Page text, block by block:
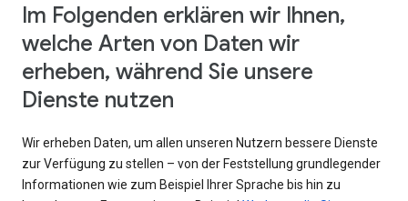
Im Folgenden erklären wir Ihnen,
welche Arten von Daten wir
erheben, während Sie unsere
Dienste nutzen
Wir erheben Daten, um allen unseren Nutzern bessere Dienste
zur Verfügung zu stellen – von der Feststellung grundlegender
Informationen wie zum Beispiel Ihrer Sprache bis hin zu